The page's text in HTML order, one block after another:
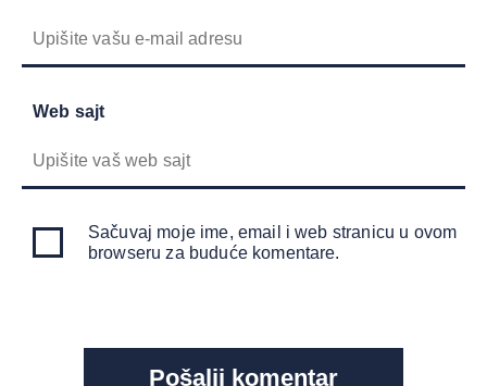
Web sajt
Sačuvaj moje ime, email i web stranicu u ovom
browseru za buduće komentare.